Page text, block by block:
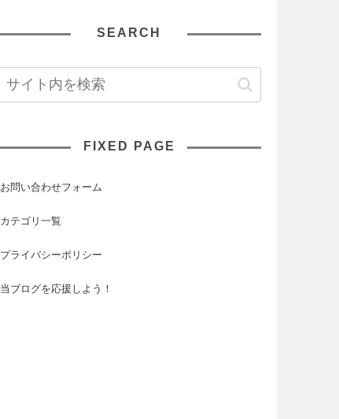
SEARCH
FIXED PAGE
お問い合わせフォーム
カテゴリ一覧
プライバシーポリシー
当ブログを応援しよう！